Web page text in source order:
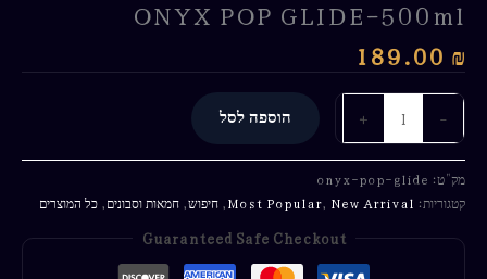
ONYX POP GLIDE-500ml
189.00 ₪
-
+ הוספה לסל
מק"ט: onyx-pop-glide
קטגוריות:
Most Popular, New Arrival
, חיפוש, חמאות וסבונים, כל המוצרים
Guaranteed Safe Checkout